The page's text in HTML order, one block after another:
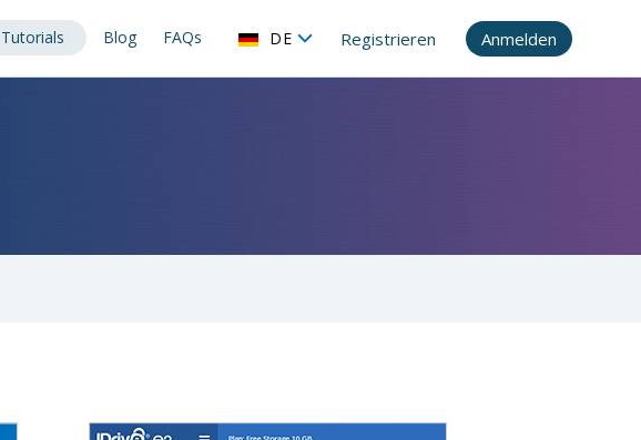
DE Registrieren Anmelden
Tutorials Blog FAQs